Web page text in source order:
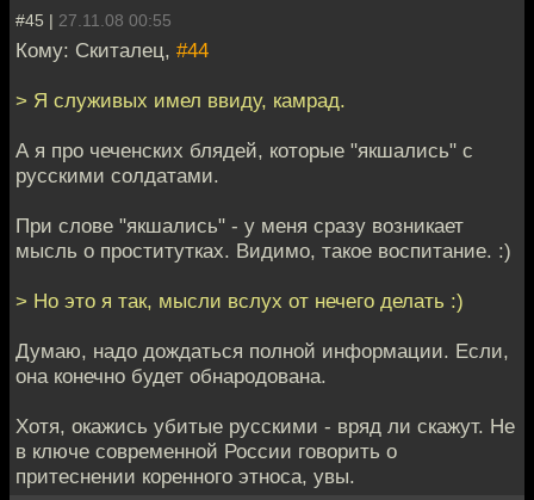
#45 | 27.11.08 00:55
Кому: Скиталец, #44
> Я служивых имел ввиду, камрад.
А я про чеченских блядей, которые "якшались" с
русскими солдатами.
При слове "якшались" - у меня сразу возникает
мысль о проститутках. Видимо, такое воспитание. :)
> Но это я так, мысли вслух от нечего делать :)
Думаю, надо дождаться полной информации. Если,
она конечно будет обнародована.
Хотя, окажись убитые русскими - вряд ли скажут. Не
в ключе современной России говорить о
притеснении коренного этноса, увы.